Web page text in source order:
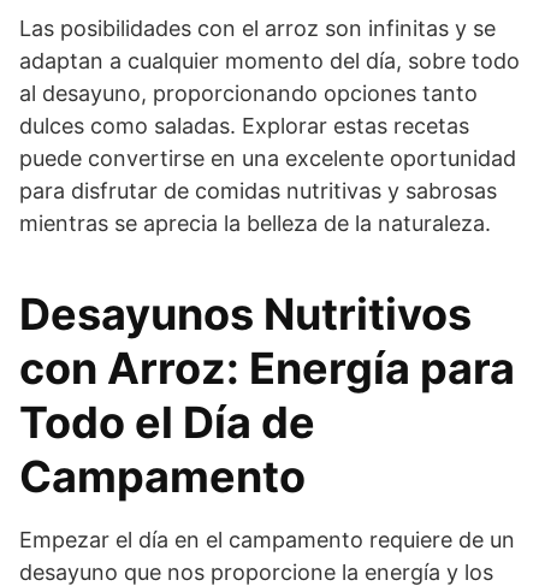
Las posibilidades con el arroz son infinitas y se
adaptan a cualquier momento del día, sobre todo
al desayuno, proporcionando opciones tanto
dulces como saladas. Explorar estas recetas
puede convertirse en una excelente oportunidad
para disfrutar de comidas nutritivas y sabrosas
mientras se aprecia la belleza de la naturaleza.
Desayunos Nutritivos
con Arroz: Energía para
Todo el Día de
Campamento
Empezar el día en el campamento requiere de un
desayuno que nos proporcione la energía y los